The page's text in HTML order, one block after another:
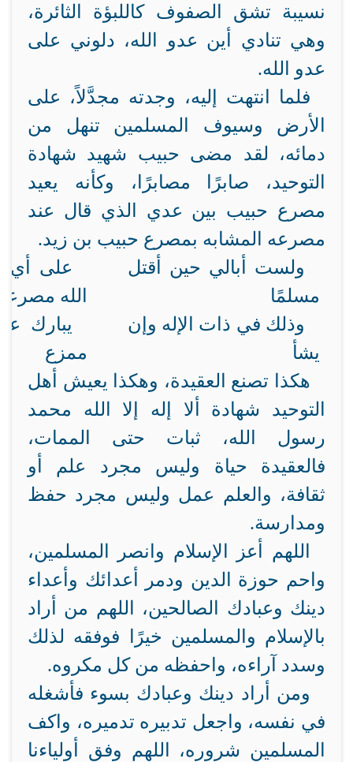
نسيبة تشق الصفوف كاللبؤة الثائرة،
وهي تنادي أين عدو الله، دلوني على
عدو الله.
فلما انتهت إليه، وجدته مجدَّلاً، على
الأرض وسيوف المسلمين تنهل من
دمائه، لقد مضى حبيب شهيد شهادة
التوحيد، صابرًا مصابرًا، وكأنه يعيد
مصرع حبيب بين عدي الذي قال عند
مصرعه المشابه بمصرع حبيب بن زيد.
ولست أبالي حين أقتل
مسلمًا
على أي
الله
وذلك في ذات الإله وإن
يشأ
يبارك
ممزع
هكذا تصنع العقيدة، وهكذا يعيش أهل
التوحيد شهادة ألا إله إلا الله محمد
رسول الله، ثبات حتى الممات،
فالعقيدة حياة وليس مجرد علم أو
ثقافة، والعلم عمل وليس مجرد حفظ
ومدارسة.
اللهم أعز الإسلام وانصر المسلمين،
واحم حوزة الدين ودمر أعدائك وأعداء
دينك وعبادك الصالحين، اللهم من أراد
بالإسلام والمسلمين خيرًا فوفقه لذلك
وسدد آراءه، واحفظه من كل مكروه.
ومن أراد دينك وعبادك بسوء فأشغله
في نفسه، واجعل تدبيره تدميره، واكف
المسلمين شروره، اللهم وفق أولياءنا